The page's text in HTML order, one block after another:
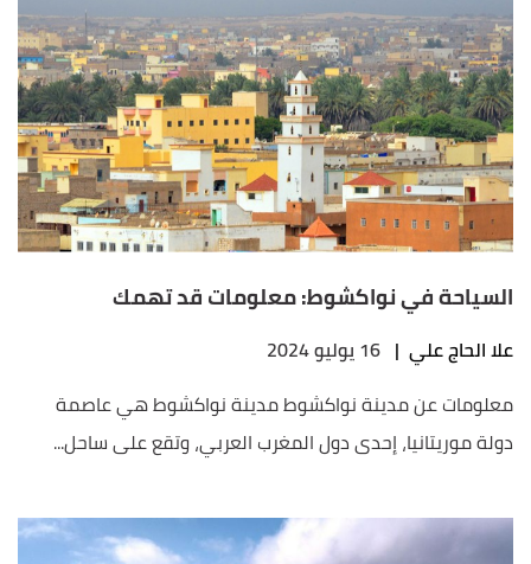
السياحة في نواكشوط: معلومات قد تهمك
علا الحاج علي | 16 يوليو 2024
معلومات عن مدينة نواكشوط مدينة نواكشوط هي عاصمة
دولة موريتانيا، إحدى دول المغرب العربي، وتقع على ساحل...